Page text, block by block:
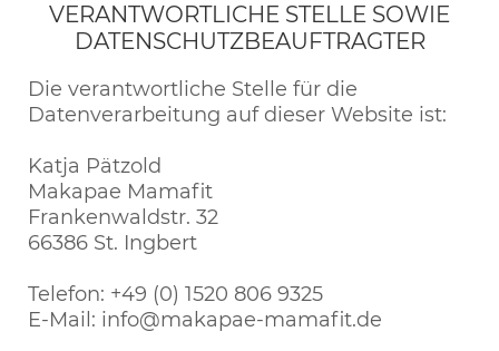
VERANTWORTLICHE STELLE SOWIE
DATENSCHUTZBEAUFTRAGTER
Die verantwortliche Stelle für die
Datenverarbeitung auf dieser Website ist:
Katja Pätzold
Makapae Mamafit
Frankenwaldstr. 32
66386 St. Ingbert
Telefon: +49 (0) 1520 806 9325
E-Mail: info@makapae-mamafit.de